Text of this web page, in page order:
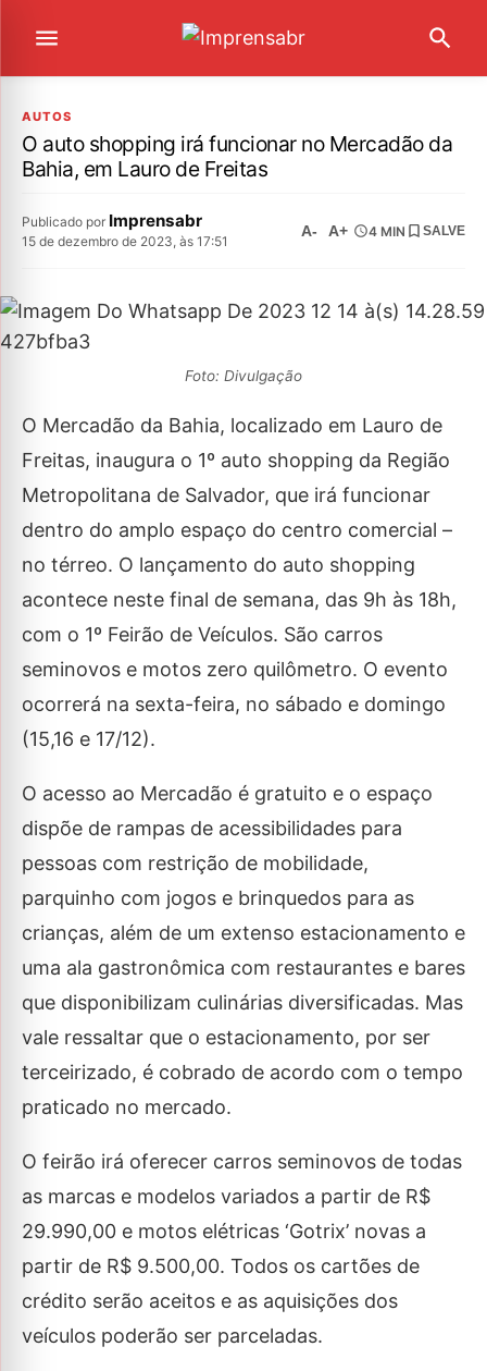
AUTOS
O auto shopping irá funcionar no Mercadão da
Bahia, em Lauro de Freitas
Publicado por Imprensabr
15 de dezembro de 2023, às 17:51
A- A+ 4 MIN SALVE
Foto: Divulgação
O Mercadão da Bahia, localizado em Lauro de
Freitas, inaugura o 1º auto shopping da Região
Metropolitana de Salvador, que irá funcionar
dentro do amplo espaço do centro comercial –
no térreo. O lançamento do auto shopping
acontece neste final de semana, das 9h às 18h,
com o 1º Feirão de Veículos. São carros
seminovos e motos zero quilômetro. O evento
ocorrerá na sexta-feira, no sábado e domingo
(15,16 e 17/12).
O acesso ao Mercadão é gratuito e o espaço
dispõe de rampas de acessibilidades para
pessoas com restrição de mobilidade,
parquinho com jogos e brinquedos para as
crianças, além de um extenso estacionamento e
uma ala gastronômica com restaurantes e bares
que disponibilizam culinárias diversificadas. Mas
vale ressaltar que o estacionamento, por ser
terceirizado, é cobrado de acordo com o tempo
praticado no mercado.
O feirão irá oferecer carros seminovos de todas
as marcas e modelos variados a partir de R$
29.990,00 e motos elétricas ‘Gotrix’ novas a
partir de R$ 9.500,00. Todos os cartões de
crédito serão aceitos e as aquisições dos
veículos poderão ser parceladas.